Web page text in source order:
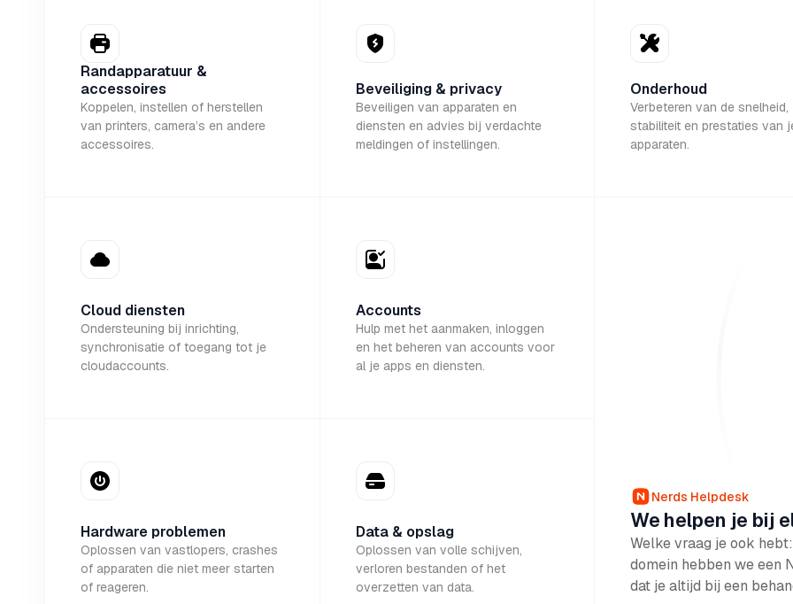
Randapparatuur &
accessoires
Koppelen, instellen of herstellen
van printers, camera’s en andere
accessoires.
Beveiliging & privacy
Beveiligen van apparaten en
diensten en advies bij verdachte
meldingen of instellingen.
Onderhoud
Verbeteren van de snelheid,
stabiliteit en prestaties van
apparaten.
Cloud diensten
Ondersteuning bij inrichting,
synchronisatie of toegang tot je
cloudaccounts.
Accounts
Hulp met het aanmaken, inloggen
en het beheren van accounts voor
al je apps en diensten.
Hardware problemen
Oplossen van vastlopers, crashes
of apparaten die niet meer starten
of reageren.
Data & opslag
Oplossen van volle schijven,
verloren bestanden of het
overzetten van data.
Nerds Helpdesk
We helpen je bij
Welke vraag je ook
domein hebben we een
dat je altijd bij een